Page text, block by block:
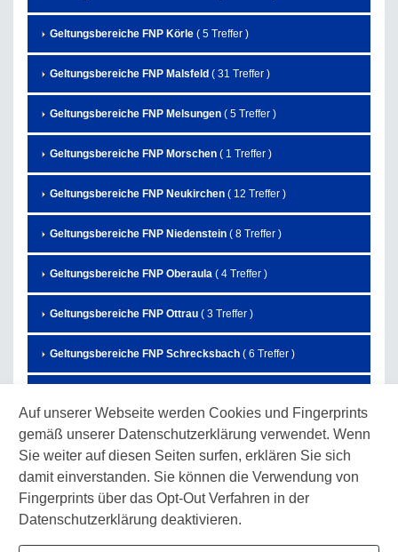
Auf unserer Webseite werden Cookies und Fingerprints
gemäß unserer Datenschutzerklärung verwendet. Wenn
Sie weiter auf diesen Seiten surfen, erklären Sie sich
damit einverstanden. Sie können die Verwendung von
Fingerprints über das Opt-Out Verfahren in der
Datenschutzerklärung deaktivieren.
Geltungsbereiche FNP Körle ( 5 Treffer )
Geltungsbereiche FNP Malsfeld ( 31 Treffer )
Geltungsbereiche FNP Melsungen ( 5 Treffer )
Geltungsbereiche FNP Morschen ( 1 Treffer )
Geltungsbereiche FNP Neukirchen ( 12 Treffer )
Geltungsbereiche FNP Niedenstein ( 8 Treffer )
Geltungsbereiche FNP Oberaula ( 4 Treffer )
Geltungsbereiche FNP Ottrau ( 3 Treffer )
Geltungsbereiche FNP Schrecksbach ( 6 Treffer )
Geltungsbereiche FNP Schwarzenborn( 7 Treffer )
Geltungsbereiche FNP Spangenberg( 3 Treffer )
Geltungsbereiche FNP Wabern( 10 Treffer )